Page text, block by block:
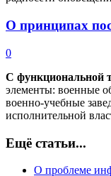
О принципах
0
С функциональной
элементы: военные
военно-учебные
исполнительной
Ещё статьи...
О проблеме